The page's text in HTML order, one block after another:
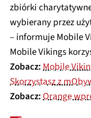
zbiórki
wybierany przez
– informuje Mobile
Mobile Vikings
Zobacz:Mobile
Skorzystasz z
Zobacz:Orange